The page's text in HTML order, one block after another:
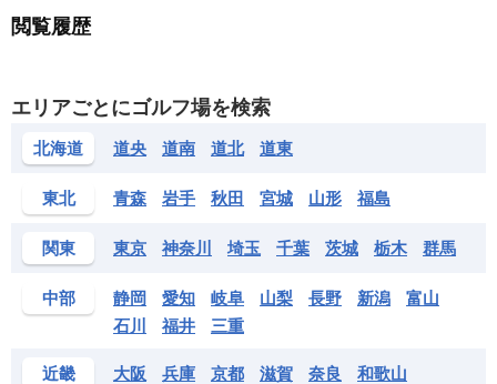
閲覧履歴
エリアごとにゴルフ場を検索
北海道 道央 道南 道北 道東
東北 青森 岩手 秋田 宮城 山形 福島
関東 東京 神奈川 埼玉 千葉 茨城 栃木 群馬
中部 静岡 愛知 岐阜 山梨 長野 新潟
富山
石川
福井 三重
近畿 大阪 兵庫 京都 滋賀 奈良 和歌山